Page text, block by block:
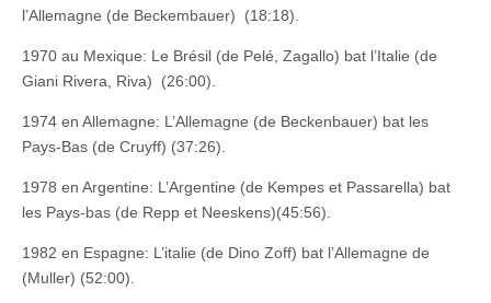
l’Allemagne (de Beckembauer) (18:18).
1970 au Mexique: Le Brésil (de Pelé, Zagallo) bat l’Italie (de
Giani Rivera, Riva) (26:00).
1974 en Allemagne: L’Allemagne (de Beckenbauer) bat les
Pays-Bas (de Cruyff) (37:26).
1978 en Argentine: L’Argentine (de Kempes et Passarella) bat
les Pays-bas (de Repp et Neeskens)(45:56).
1982 en Espagne: L’italie (de Dino Zoff) bat l’Allemagne de
(Muller) (52:00).